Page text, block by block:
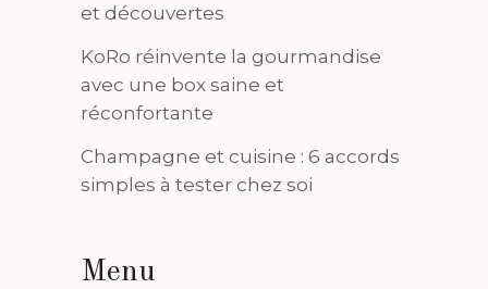
et découvertes
KoRo réinvente la gourmandise
avec une box saine et
réconfortante
Champagne et cuisine : 6 accords
simples à tester chez soi
Menu